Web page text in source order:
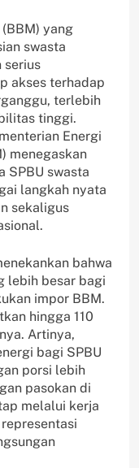
yang
swasta
serius
akses terhadap
terlebih
tinggi.
Energi
menegaskan
SPBU swasta
langkah nyata
sekaligus
bahwa
lebih besar bagi
impor BBM.
hingga 110
Artinya,
bagi SPBU
porsi lebih
pasokan di
melalui kerja